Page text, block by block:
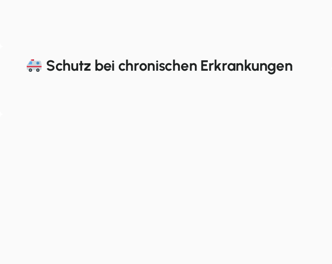
Schutz bei chronischen Erkrankungen